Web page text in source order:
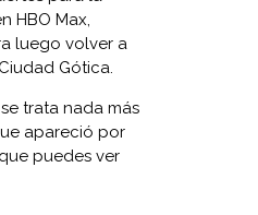
HBO Max,
luego volver a
Gótica.
trata nada más
apareció por
puedes ver